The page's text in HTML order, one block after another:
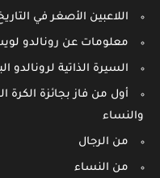
اللاعبين الأصغر في التاريخ
معلومات عن رونالدو لويس
السيرة الذاتية لرونالدو
أول من فاز بجائزة الكرة
والنساء
من الرجال
من النساء